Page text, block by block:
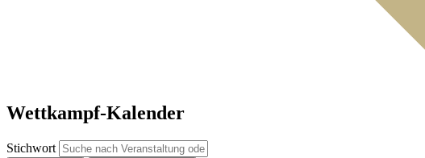
Wettkampf-Kalender
Stichwort